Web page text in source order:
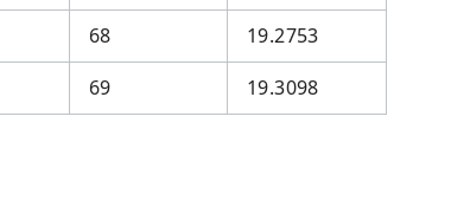
68
19.2753
69 19.3098